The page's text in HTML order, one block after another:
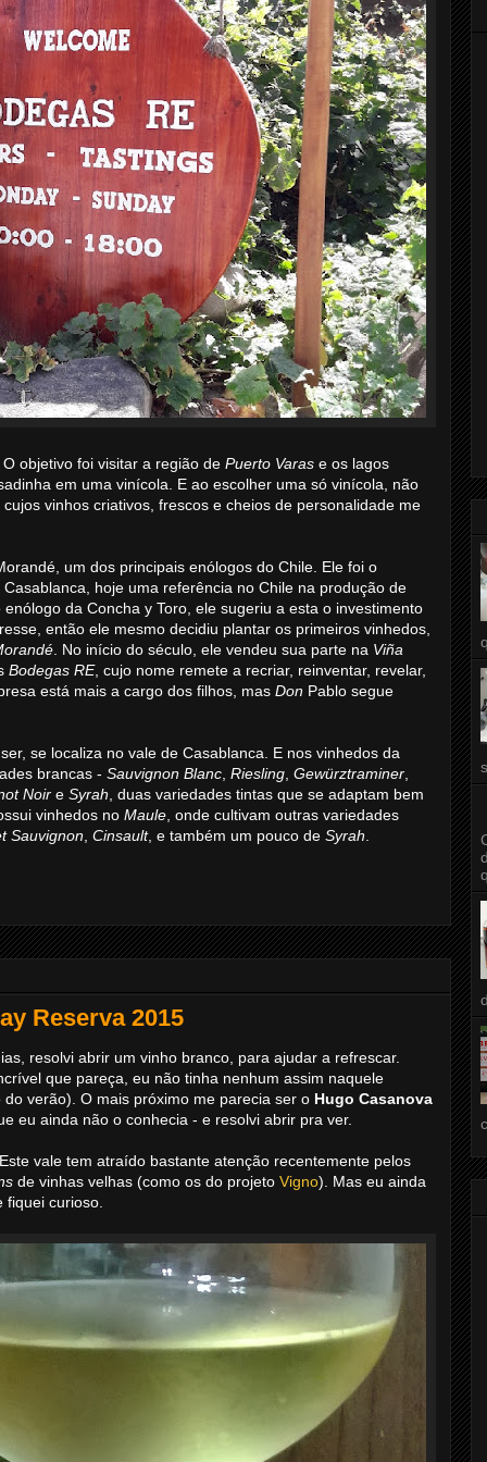
objetivo foi visitar a região de Puerto Varas e os lagos
em uma vinícola. E ao escolher uma só vinícola, não
cujos vinhos criativos, frescos e cheios de personalidade me
um dos principais enólogos do Chile. Ele foi o
hoje uma referência no Chile na produção de
da Concha y Toro, ele sugeriu a esta o investimento
então ele mesmo decidiu plantar os primeiros vinhedos,
. No início do século, ele vendeu sua parte na Viña
Bodegas RE, cujo nome remete a recriar, reinventar, revelar,
está mais a cargo dos filhos, mas Don Pablo segue
se localiza no vale de Casablanca. E nos vinhedos da
brancas - Sauvignon Blanc Riesling Gewürztraminer
Noir e Syrah , duas variedades tintas que se adaptam bem
vinhedos no Maule , onde cultivam outras variedades
Sauvignon Cinsault, e também um pouco de Syrah
Reserva 2015
resolvi abrir um vinho branco, para ajudar a refrescar.
que pareça, eu não tinha nenhum assim naquele
verão). O mais próximo me parecia ser o Hugo Casanova
eu ainda não o conhecia - e resolvi abrir pra ver.
vale tem atraído bastante atenção recentemente pelos
de vinhas velhas (como os do projeto Vigno). Mas eu ainda
curioso.